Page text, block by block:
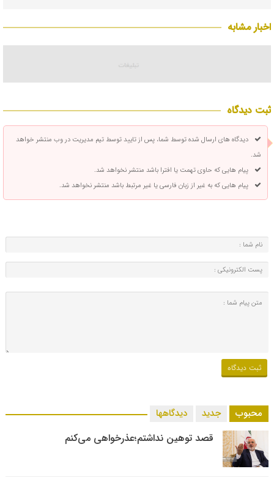
اخبار مشابه
ثبت دیدگاه
دیدگاه های ارسال شده توسط شما، پس از تایید توسط تیم مدیریت در وب منتشر خواهد
شد.
پیام هایی که حاوی تهمت یا افترا باشد منتشر نخواهد شد.
پیام هایی که به غیر از زبان فارسی یا غیر مرتبط باشد منتشر نخواهد شد.
محبوب جدید دیدگاهها
قصد توهین نداشتم؛عذرخواهی می‌کنم